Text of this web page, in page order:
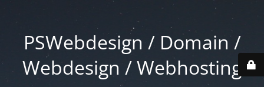
PSWebdesign / Domain /
Webdesign / Webhosting